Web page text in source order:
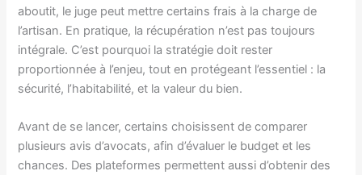
aboutit, le juge peut mettre certains frais à la charge de
l’artisan. En pratique, la récupération n’est pas toujours
intégrale. C’est pourquoi la stratégie doit rester
proportionnée à l’enjeu, tout en protégeant l’essentiel : la
sécurité, l’habitabilité, et la valeur du bien.
Avant de se lancer, certains choisissent de comparer
plusieurs avis d’avocats, afin d’évaluer le budget et les
chances. Des plateformes permettent aussi d’obtenir des